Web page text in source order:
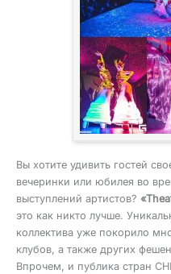
Вы хотите удивить гостей
вечеринки или юбилея во
выступлений артистов?
это как никто лучше.
коллектива уже покорило
клубов, а также других
Впрочем, и публика стран